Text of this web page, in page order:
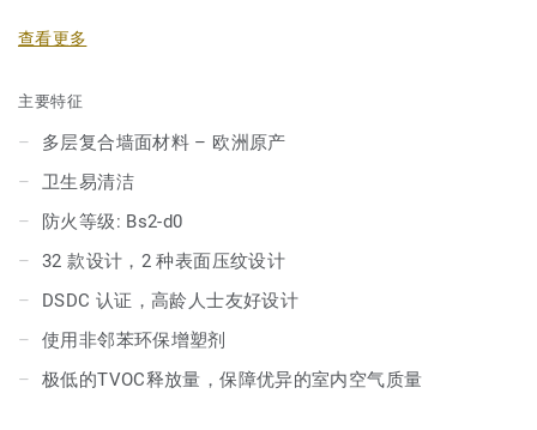
产品连同其他地板及配件，组成Aquasens整体解决方案，并
查看更多
主要特征
多层复合墙面材料 – 欧洲原产
卫生易清洁
防火等级: Bs2-d0
32 款设计，2 种表面压纹设计
DSDC 认证，高龄人士友好设计
使用非邻苯环保增塑剂
极低的TVOC释放量，保障优异的室内空气质量